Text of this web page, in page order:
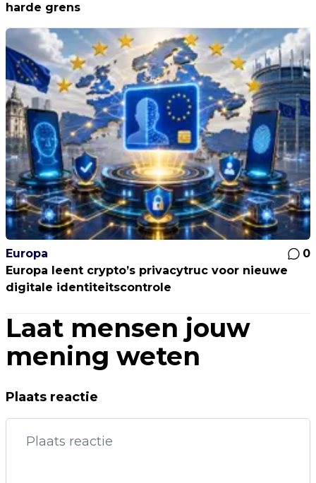
harde grens
Europa
0
Europa leent crypto’s privacytruc voor nieuwe
digitale identiteitscontrole
Laat mensen jouw
mening weten
Plaats reactie